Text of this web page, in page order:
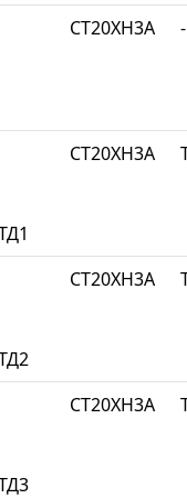
СТ20ХН3А -
СТ20ХН3А
СТ20ХН3А
СТ20ХН3А